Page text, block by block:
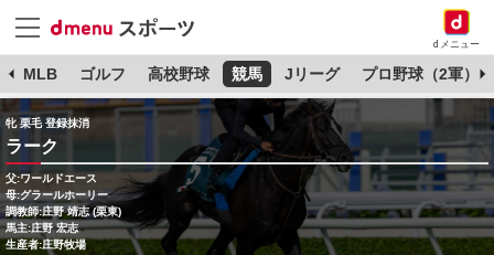
dメニュー
MLB ゴルフ 高校野球 競馬 Jリーグ プロ野球（2軍）
牝 栗毛 登録抹消
ラーク
父:ワールドエース
母:グラールホーリー
調教師:庄野 靖志 (栗東)
馬主:庄野 宏志
生産者:庄野牧場